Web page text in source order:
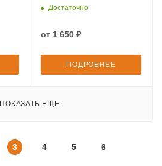
Достаточно
от 1 650 ₽
ПОДРОБНЕЕ
ПОКАЗАТЬ ЕЩЕ
3 4 5 6